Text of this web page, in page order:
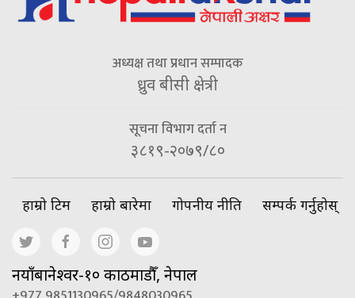
अध्यक्ष तथा प्रधान सम्पादक
ध्रुव बीसी क्षेत्री
सूचना विभाग दर्ता न
३८१९-२०७९/८०
हाम्रो टिम हाम्रो बारेमा गोपनीय नीति सम्पर्क गर्नुहोस्
नयाँबानेश्वर-१० काठमाडौँ, नेपाल